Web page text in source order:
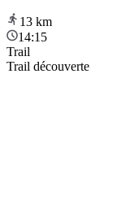
13 km
14:15
Trail
Trail découverte